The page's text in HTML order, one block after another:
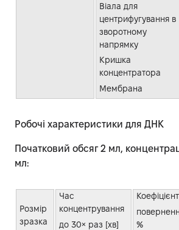
Віала для
центрифугування в
зворотному
напрямку
Кришка
концентратора
Мембрана
Робочі характеристики для ДНК
Початковий обсяг 2 мл,
мл:
Розмір
зразка
Час
концентрування
до 30× раз [хв]
Коефіцієнт
%